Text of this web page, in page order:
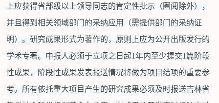
上应获得省部级以上领导同志的肯定性批示（圈阅除外），
并且得到相关领域部门的采纳应用（需提供部门的采纳证
明）。研究成果形式为著作的，原则上应为公开出版发行的
学术专著。申报人必须于立项之日起1年内至少提交1篇阶段
性成果，阶段性成果发表报送情况将做为项目结项的重要参
考。所有依托重大项目产生的研究成果必须及时报送吉林省